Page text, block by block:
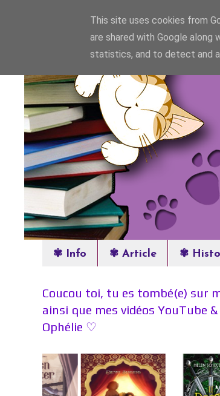
✾ Info ✾ Article ✾
Coucou toi, tu es tombé(e) sur
ainsi que mes vidéos YouTube
Ophélie ♡
This site uses cookies from
are shared with Google
statistics, and to detect and